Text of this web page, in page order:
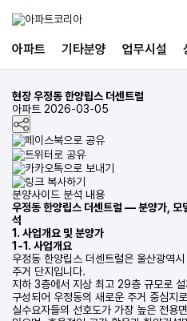
아파트 기타분양 업무시설
현장우정동 한양립스 더센트럴
아파트 2026-03-05
분양사이드 분석 내용
우정동 한양립스 더센트럴 — 분양가, 모
석
1. 사업개요 및 분양가
1-1. 사업개요
우정동 한양립스 더센트럴은 울산광역
주거 단지입니다.
지하 3층에서 지상 최고 29층 규모로
구성되어 우정동의 새로운 주거 중심지
실수요자들의 선호도가 가장 높은 전